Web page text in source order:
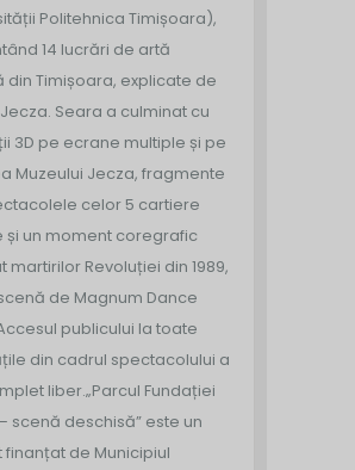
Politehnica Timișoara),
14 lucrări de artă
din Timișoara, explicate de
Seara a culminat cu
3D pe ecrane multiple și pe
Muzeului Jecza, fragmente
celor 5 cartiere
și un moment coregrafic
martirilor Revoluției din 1989,
de Magnum Dance
publicului la toate
din cadrul spectacolului a
liber.„Parcul Fundației
scenă deschisă” este un
finanțat de Municipiul